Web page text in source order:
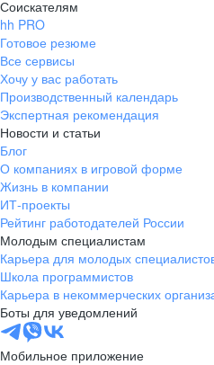
Соискателям
hh PRO
Готовое резюме
Все сервисы
Хочу у вас работать
Производственный календарь
Экспертная рекомендация
Новости и статьи
Блог
О компаниях в игровой форме
Жизнь в компании
ИТ-проекты
Рейтинг работодателей России
Молодым специалистам
Карьера для молодых
Школа программистов
Карьера в некоммерческих
Боты для уведомлений
Мобильное приложение